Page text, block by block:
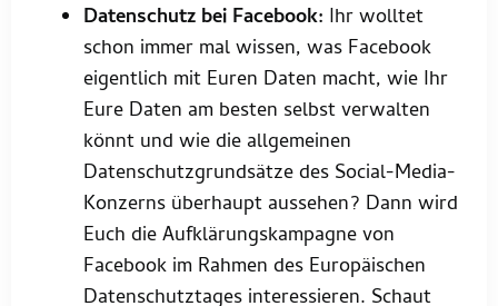
Datenschutz bei Facebook: Ihr wolltet
schon immer mal wissen, was Facebook
eigentlich mit Euren Daten macht, wie Ihr
Eure Daten am besten selbst verwalten
könnt und wie die allgemeinen
Datenschutzgrundsätze des Social-Media-
Konzerns überhaupt aussehen? Dann wird
Euch die Aufklärungskampagne von
Facebook im Rahmen des Europäischen
Datenschutztages interessieren. Schaut